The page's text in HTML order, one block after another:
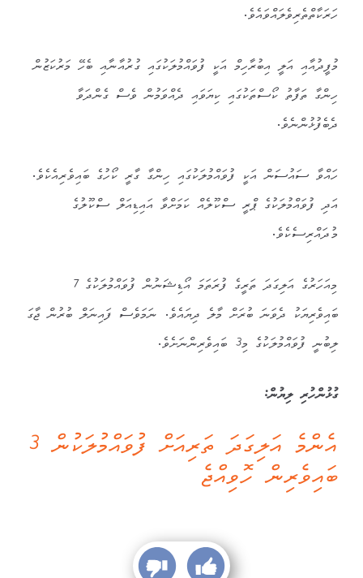
ހަރަކާތްތެރިވެލައްވައެވެ.
މުފީދުއާއި އަލީ އިބުރާހިމް އަކީ ފުވައްމުލަކުގައި ގުރުއާނާއި ބެހޭ މަރުކަޒުން
ހިންގާ ތަފާތު ކޯސްތަކުގައި ކިޔަވައި ދެއްވަމުން ވެސް ގެންދަވާ
ދެބެފުޅުންނެވެ.
ހައްވާ ސައުސަން އަކީ ފުވައްމުލަކުގައި ހިންގާ ގާރީ ކޯހުގެ ބައިވެރިއެކެވެ.
އަދި ފުވައްމުލަކުގެ ޕްރީ ސްކޫލެއް ކަމަށްވާ އައިޑިއަލް ސްކޫލުގެ
މުދައްރިސެކެވެ.
މިއަހަރުގެ އަލިގަދަ ތަރީގެ ފުރަތަމަ އޯޑިޝަނުން ފުވައްމުލަކުގެ 7
ބައިވެރިޔަކު ދެވަނަ ބުރަށް މާލެ ދިޔައެވެ. ނަމަވެސް ފައިނަލް ބުރުން ޖާގަ
ލިބުނީ ފުވައްމުލަކުގެ މި3 ބައިވެރިންނަށެވެ.
ގުޅުންހުރި ލިޔުން:
އެންމެ އަލިގަދަ ތަރިއަށް ފުވައްމުލަކުން 3
ބައިވެރިން ހޮވިއްޖެ